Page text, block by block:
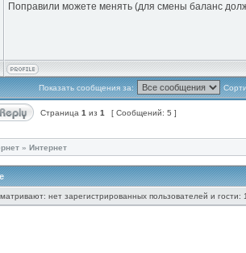
Поправили можете менять (для смены баланс
Показать сообщения за:
Страница 1 из 1 [ Сообщений: 5 ]
» Интернет
нет зарегистрированных пользователей и гости: